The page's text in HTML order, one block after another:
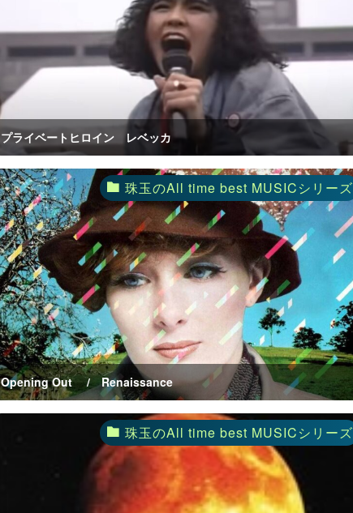
プライベートヒロイン レベッカ
珠玉のAll time best MUSICシリーズ
Opening Out / Renaissance
珠玉のAll time best MUSICシリーズ